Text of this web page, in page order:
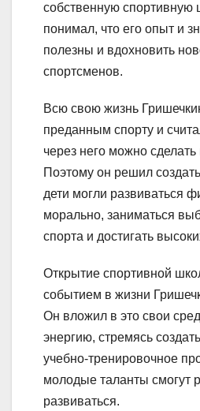
собственную спортивную
понимал, что его опыт и
полезны и вдохновить
спортсменов.
Всю свою жизнь
преданным спорту и
через него можно
Поэтому он решил
дети могли развиваться
морально, заниматься
спорта и достигать
Открытие спортивной
событием в жизни
Он вложил в это свои
энергию, стремясь
учебно-тренировочное
молодые таланты смогут
развиваться.